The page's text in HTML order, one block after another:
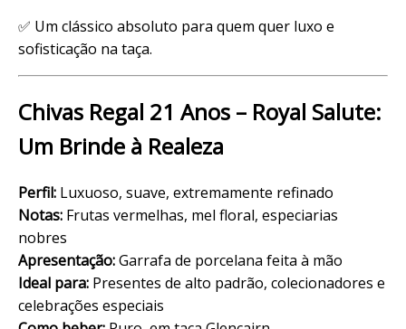
✅ Um clássico absoluto para quem quer luxo e
sofisticação na taça.
Chivas Regal 21 Anos – Royal Salute:
Um Brinde à Realeza
Perfil: Luxuoso, suave, extremamente refinado
Notas: Frutas vermelhas, mel floral, especiarias
nobres
Apresentação:Garrafa de porcelana feita à mão
Ideal para: Presentes de alto padrão, colecionadores e
celebrações especiais